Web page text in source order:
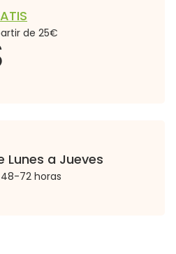
de 25€
Lunes a Jueves
72 horas